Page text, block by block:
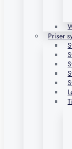
Priser